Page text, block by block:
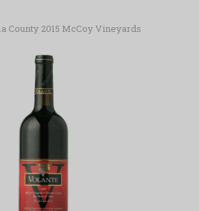
County 2015 McCoy Vineyards